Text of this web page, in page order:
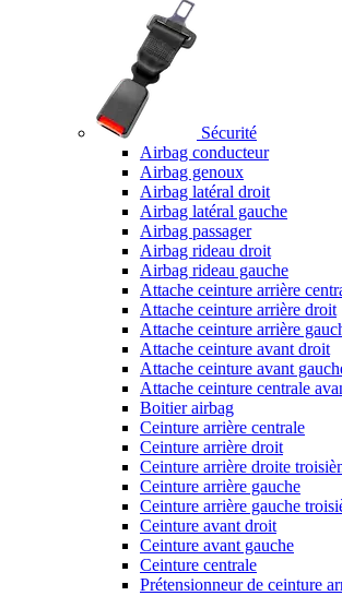
Sécurité
Airbag conducteur
Airbag genoux
Airbag latéral droit
Airbag latéral gauche
Airbag passager
Airbag rideau droit
Airbag rideau gauche
Attache ceinture arrière
Attache ceinture arrière droit
Attache ceinture arrière
Attache ceinture avant droit
Attache ceinture avant
Attache ceinture centrale
Boitier airbag
Ceinture arrière centrale
Ceinture arrière droit
Ceinture arrière droite
Ceinture arrière gauche
Ceinture arrière gauche
Ceinture avant droit
Ceinture avant gauche
Ceinture centrale
Prétensionneur de ceinture